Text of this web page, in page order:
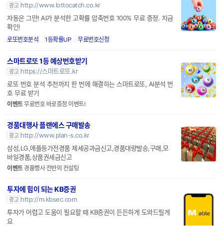
광고 http://www.lottocatch.co.kr
자동은 그만! AI가 분석한 고확률 압축번호 100% 무료 증정. 지금
확인!
로또번호분석 1등확률UP 무료번호신청
스마트로또 1등 예상번호받기
광고 https://스마트로또.kr
로또 번호 분석 추천까지 한 번에 해결하는 스마트로또, AI분석 번
호 무료 받기
이벤트무료번호 바로증정 이벤트!
경품대행사 플랜에스 구매발송
광고 http://www.plan-s.co.kr
삼성,LG,애플등가전경품 제세공과금신고,경품대량발송,구매,모
바일경품,상품권세금신고
이벤트경품행사 전반의 컨설팅
투자에 힘이 되는 KB증권
광고 http://m.kbsec.com
투자가 어렵고 도움이 필요할 때 KB증권이 든든하게 도와드릴게
요